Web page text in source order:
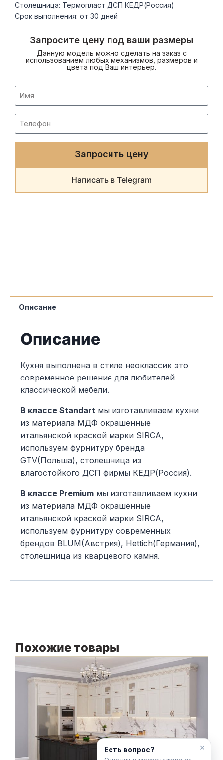
Столешница: Термопласт ДСП КЕДР(Россия)
Срок выполнения: от 30 дней
Запросите цену под ваши размеры
Данную модель можно сделать на заказ с
использованием любых механизмов, размеров и
цвета под Ваш интерьер.
Запросить цену
Написать в Telegram
Описание
Описание
Кухня выполнена в стиле неоклассик это
современное решение для любителей
классической мебели.
В классе Standart мы изготавливаем кухни
из материала МДФ окрашенные
итальянской краской марки SIRCA,
используем фурнитуру бренда
GTV(Польша), столешница из
влагостойкого ДСП фирмы КЕДР(Россия).
В классе Premium мы изготавливаем кухни
из материала МДФ окрашенные
итальянской краской марки SIRCA,
используем фурнитуру современных
брендов BLUM(Австрия), Hettich(Германия),
столешница из кварцевого камня.
Похожие товары
Есть вопрос? ×